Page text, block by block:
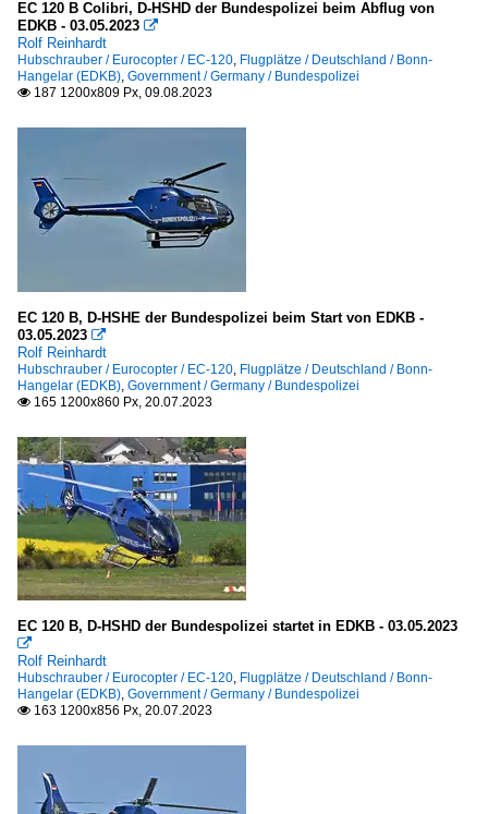
EC 120 B Colibri, D-HSHD der Bundespolizei beim Abflug von
EDKB - 03.05.2023 
Rolf Reinhardt
Hubschrauber / Eurocopter / EC-120, Flugplätze / Deutschland / Bonn-
Hangelar (EDKB), Government / Germany / Bundespolizei
 187 1200x809 Px, 09.08.2023
EC 120 B, D-HSHE der Bundespolizei beim Start von EDKB -
03.05.2023 
Rolf Reinhardt
Hubschrauber / Eurocopter / EC-120, Flugplätze / Deutschland / Bonn-
Hangelar (EDKB), Government / Germany / Bundespolizei
 165 1200x860 Px, 20.07.2023
EC 120 B, D-HSHD der Bundespolizei startet in EDKB - 03.05.2023

Rolf Reinhardt
Hubschrauber / Eurocopter / EC-120, Flugplätze / Deutschland / Bonn-
Hangelar (EDKB), Government / Germany / Bundespolizei
 163 1200x856 Px, 20.07.2023